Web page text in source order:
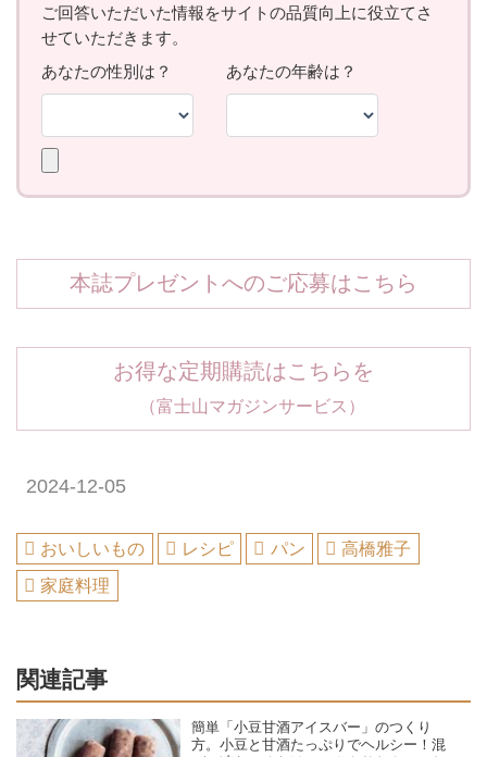
本誌プレゼントへのご応募はこちら
お得な定期購読はこちらを
（富士山マガジンサービス）
2024-12-05
おいしいもの レシピ パン
高橋雅子
家庭料理
関連記事
簡単「小豆甘酒アイスバー」のつくり
方。小豆と甘酒たっぷりでヘルシー！混